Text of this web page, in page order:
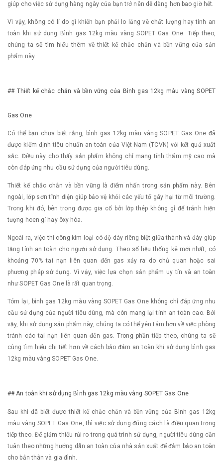
giúp cho việc sử dụng hàng ngày của bạn trở nên dễ dàng hơn bao giờ hết.
Vì vậy, không có lí do gì khiến bạn phải lo lắng về chất lượng hay tính an
toàn khi sử dụng Bình gas 12kg màu vàng SOPET Gas One. Tiếp theo,
chúng ta sẽ tìm hiểu thêm về thiết kế chắc chắn và bền vững của sản
phẩm này.
## Thiết kế chắc chắn và bền vững của Bình gas 12kg màu vàng SOPET
Gas One
Có thể bạn chưa biết rằng, bình gas 12kg màu vàng SOPET Gas One đã
được kiểm định tiêu chuẩn an toàn của Việt Nam (TCVN) với kết quả xuất
sắc. Điều này cho thấy sản phẩm không chỉ mang tính thẩm mỹ cao mà
còn đáp ứng nhu cầu sử dụng của người tiêu dùng.
Thiết kế chắc chắn và bền vững là điểm nhấn trong sản phẩm này. Bên
ngoài, lớp sơn tĩnh điện giúp bảo vệ khỏi các yếu tố gây hại từ môi trường.
Trong khi đó, bên trong được gia cố bởi lớp thép không gỉ để tránh hiện
tượng hoen gỉ hay ôxy hóa.
Ngoài ra, việc thi công kim loại có độ dày riêng biệt giữa thành và đáy giúp
tăng tính an toàn cho người sử dụng. Theo số liệu thống kê mới nhất, có
khoảng 70% tai nạn liên quan đến gas xảy ra do chủ quan hoặc sai
phương pháp sử dụng. Vì vậy, việc lựa chọn sản phẩm uy tín và an toàn
như SOPET Gas One là rất quan trọng.
Tóm lại, bình gas 12kg màu vàng SOPET Gas One không chỉ đáp ứng nhu
cầu sử dụng của người tiêu dùng, mà còn mang lại tính an toàn cao. Bởi
vậy, khi sử dụng sản phẩm này, chúng ta có thể yên tâm hơn về việc phòng
tránh các tai nạn liên quan đến gas. Trong phần tiếp theo, chúng ta sẽ
cùng tìm hiểu chi tiết hơn về cách bảo đảm an toàn khi sử dụng bình gas
12kg màu vàng SOPET Gas One.
## An toàn khi sử dụng Bình gas 12kg màu vàng SOPET Gas One
Sau khi đã biết được thiết kế chắc chắn và bền vững của Bình gas 12kg
màu vàng SOPET Gas One, thì việc sử dụng đúng cách là điều quan trọng
tiếp theo. Để giảm thiểu rủi ro trong quá trình sử dụng, người tiêu dùng cần
tuân theo những hướng dẫn an toàn của nhà sản xuất để đảm bảo an toàn
cho bản thân và gia đình.